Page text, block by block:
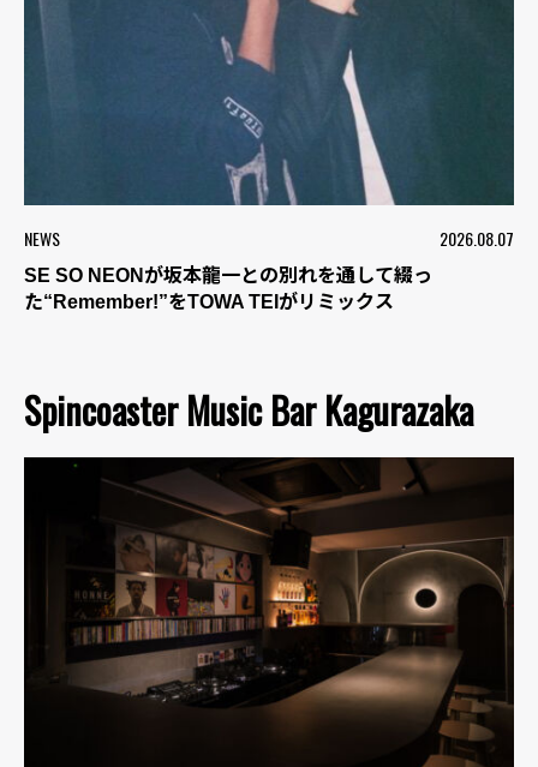
NEWS 2026.08.07
SE SO NEONが坂本龍一との別れを通して綴っ
た“Remember!”をTOWA TEIがリミックス
Spincoaster Music Bar Kagurazaka